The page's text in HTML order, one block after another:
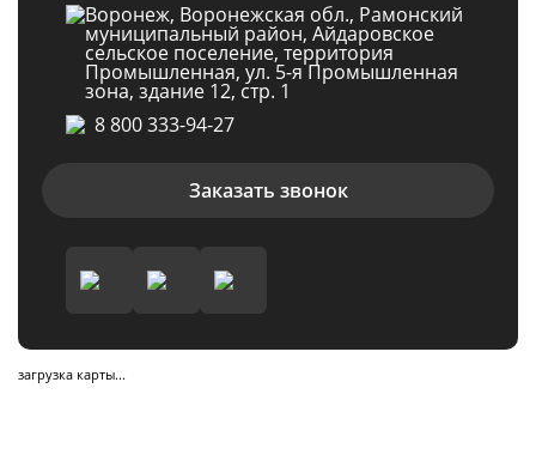
Воронеж, Воронежская обл., Рамонский
муниципальный район, Айдаровское
сельское поселение, территория
Промышленная, ул. 5-я Промышленная
зона, здание 12, стр. 1
8 800 333-94-27
Заказать звонок
загрузка карты...